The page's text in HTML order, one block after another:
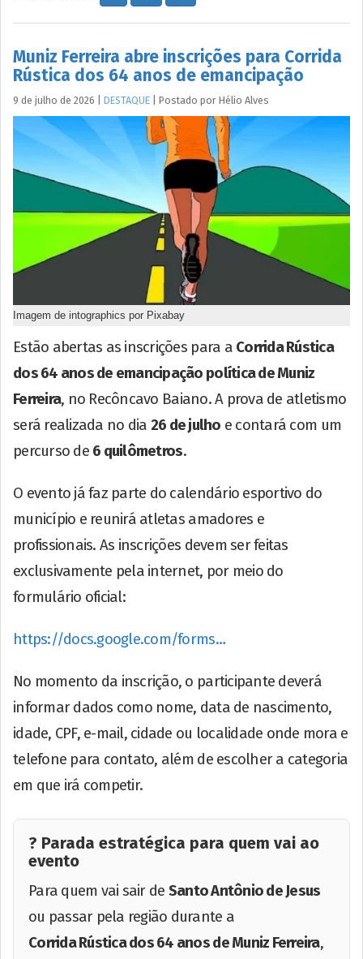
Muniz Ferreira abre inscrições para Corrida
Rústica dos 64 anos de emancipação
9 de julho de 2026 DESTAQUE Postado por Hélio Alves
Imagem de intographics por Pixabay
Estão abertas as inscrições para a Corrida Rústica
dos 64 anos de emancipação política de Muniz
Ferreira, no Recôncavo Baiano. A prova de atletismo
será realizada no dia 26 de julho e contará com um
percurso de 6 quilômetros.
O evento já faz parte do calendário esportivo do
município e reunirá atletas amadores e
profissionais. As inscrições devem ser feitas
exclusivamente pela internet, por meio do
formulário oficial:
https://docs.google.com/forms…
No momento da inscrição, o participante deverá
informar dados como nome, data de nascimento,
idade, CPF, e-mail, cidade ou localidade onde mora e
telefone para contato, além de escolher a categoria
em que irá competir.
? Parada estratégica para quem vai ao
evento
Para quem vai sair de Santo Antônio de Jesus
ou passar pela região durante a
Corrida Rústica dos 64 anos de Muniz Ferreira,